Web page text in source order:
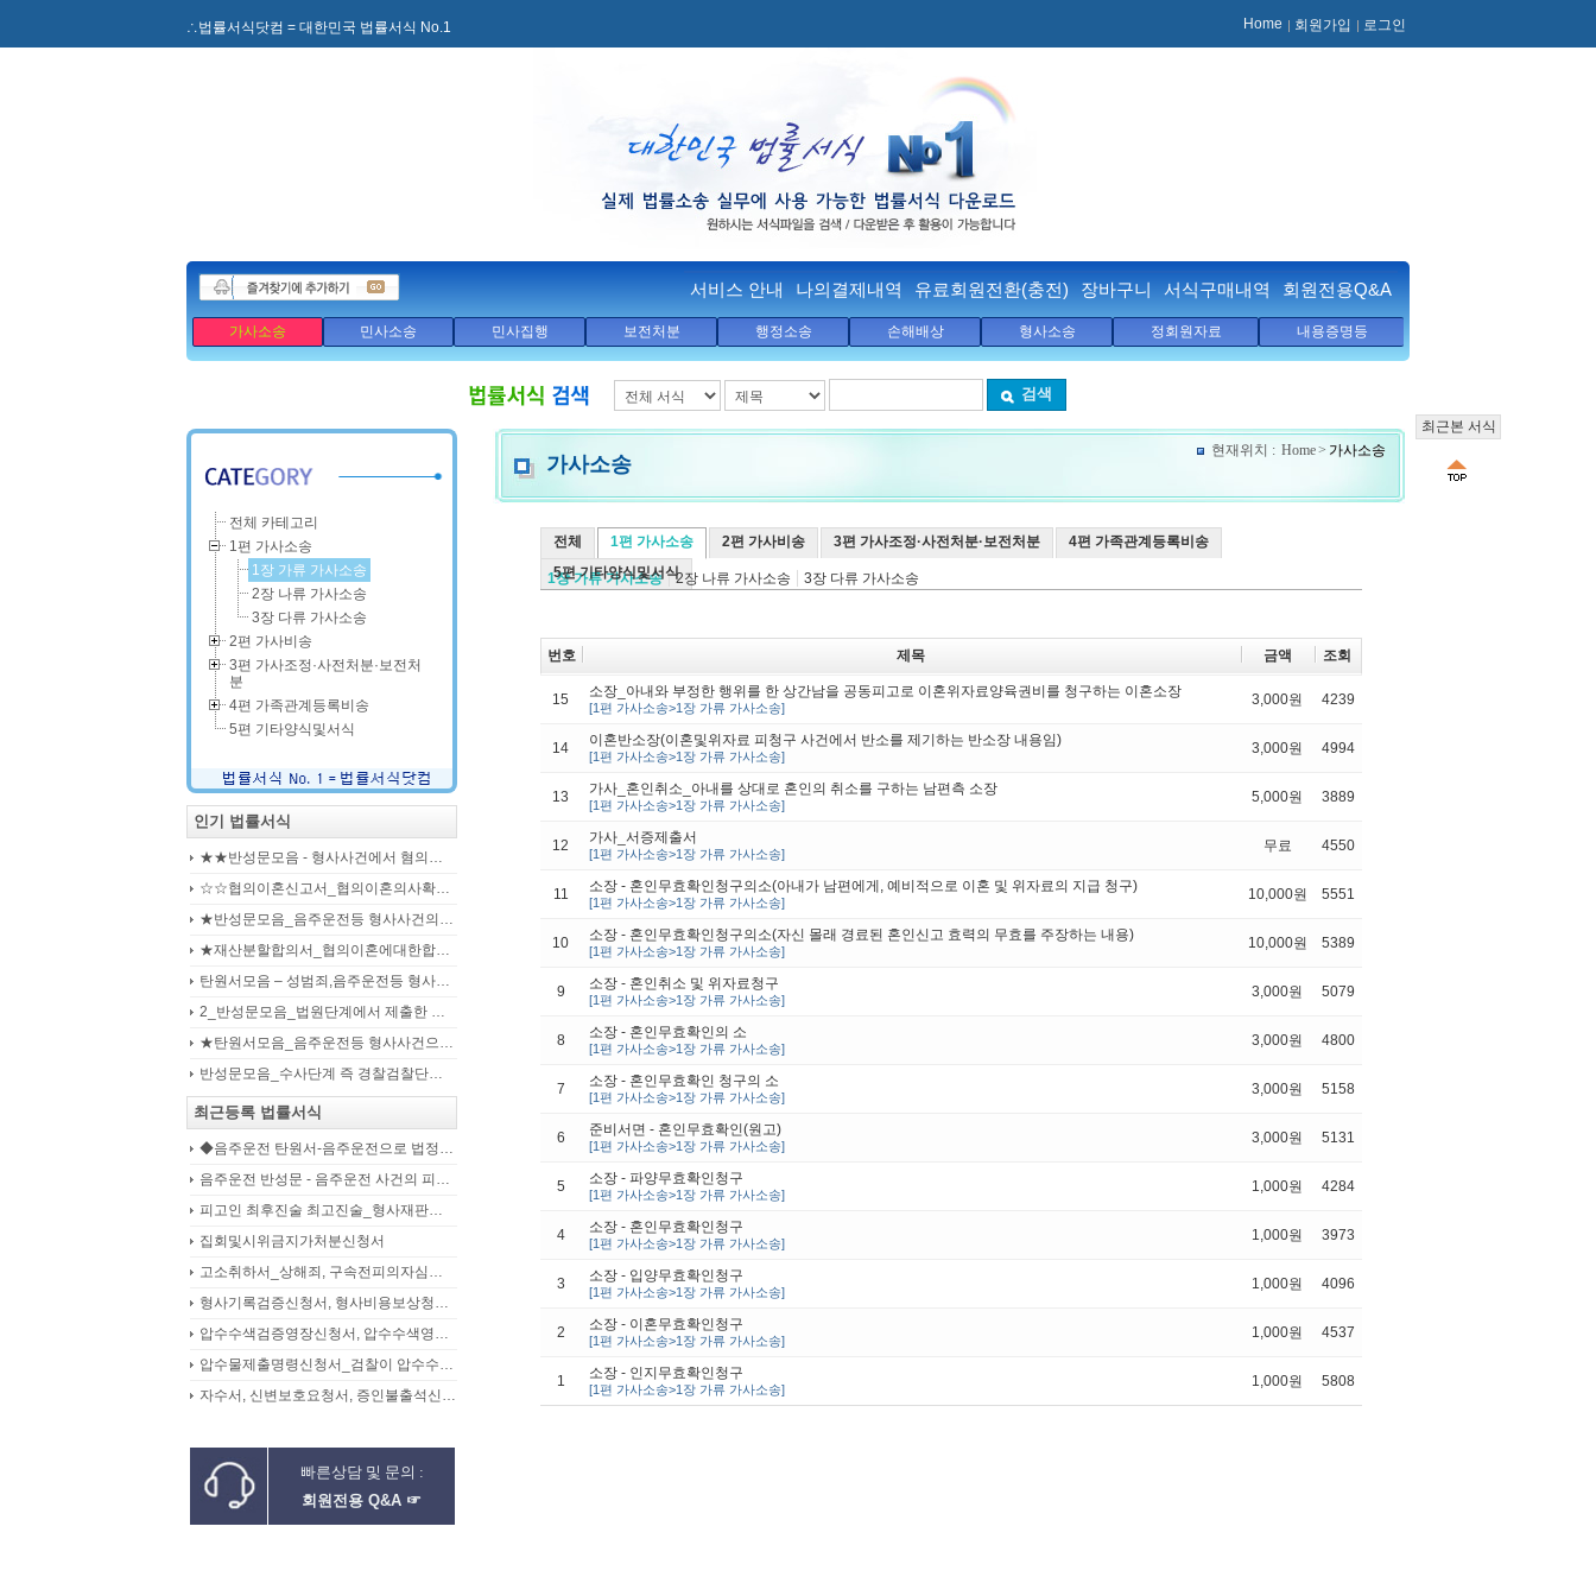
∴법률서식닷컴 = 대한민국 법률서식 No.1 Home 회원가입 로그인
서비스 안내 나의결제내역 유료회원전환(충전) 장바구니 서식구매내역 회원전용Q&A
가사소송 민사소송 민사집행 보전처분 행정소송 손해배상 형사소송 정회원자료 내용증명등
검색
현재위치 : Home> 가사소송
가사소송
전체 1편 가사소송
1장 가류 가사소송 2장 나류 가사소송 3장 다류 가사소송
2편 가사비송 3편 가사조정·사전처분·보전처분
4편 가족관계등록비송
5편 기타양식및서식
번호 제목 금액 조회
15 소장_아내와 부정한 행위를 한 상간남을 공동피고로 이혼위자료양육권비를 청구하는 이혼소장
[1편 가사소송>1장 가류 가사소송] 3,000원 4239
14 이혼반소장(이혼및위자료 피청구 사건에서 반소를 제기하는 반소장 내용임)
[1편 가사소송>1장 가류 가사소송] 3,000원 4994
13 가사_혼인취소_아내를 상대로 혼인의 취소를 구하는 남편측 소장
[1편 가사소송>1장 가류 가사소송] 5,000원 3889
12 가사_서증제출서
[1편 가사소송>1장 가류 가사소송] 무료 4550
11 소장 - 혼인무효확인청구의소(아내가 남편에게, 예비적으로 이혼 및 위자료의 지급 청구)
[1편 가사소송>1장 가류 가사소송] 10,000원 5551
10 소장 - 혼인무효확인청구의소(자신 몰래 경료된 혼인신고 효력의 무효를 주장하는 내용)
[1편 가사소송>1장 가류 가사소송] 10,000원 5389
9 소장 - 혼인취소 및 위자료청구
[1편 가사소송>1장 가류 가사소송] 3,000원 5079
8 소장 - 혼인무효확인의 소
[1편 가사소송>1장 가류 가사소송] 3,000원 4800
7 소장 - 혼인무효확인 청구의 소
[1편 가사소송>1장 가류 가사소송] 3,000원 5158
6 준비서면 - 혼인무효확인(원고)
[1편 가사소송>1장 가류 가사소송] 3,000원 5131
5 소장 - 파양무효확인청구
[1편 가사소송>1장 가류 가사소송] 1,000원 4284
4 소장 - 혼인무효확인청구
[1편 가사소송>1장 가류 가사소송] 1,000원 3973
3 소장 - 입양무효확인청구
[1편 가사소송>1장 가류 가사소송] 1,000원 4096
2 소장 - 이혼무효확인청구
[1편 가사소송>1장 가류 가사소송] 1,000원 4537
1 소장 - 인지무효확인청구
[1편 가사소송>1장 가류 가사소송] 1,000원 5808
전체 카테고리
1편 가사소송
1장 가류 가사소송
2장 나류 가사소송
3장 다류 가사소송
2편 가사비송
3편 가사조정·사전처분·보전처
분
4편 가족관계등록비송
5편 기타양식및서식
인기 법률서식
★★반성문모음 - 형사사건에서 혐의사실을 인정하는 가해자가 선처를 호소하며 제출작성하는 반성문2
☆☆협의이혼신고서_협의이혼의사확인신청서_자의양육과친권자결정에관한협의서_22p
★반성문모음_음주운전등 형사사건의 가해자, 피의자, 피고인이 작성하여 제출하는 반성문모음(380page)
★재산분할합의서_협의이혼에대한합의서_협의이혼약정서_이혼합의서_19p
탄원서모음 – 성범죄,음주운전등 형사입건 또는 기소된 사건에서 가해자,피의자,피고인을 위하여 선처를 호소하는 내용(지인분들 작성)
2_반성문모음_법원단계에서 제출한 가해자작성 반성문(132page)
★탄원서모음_음주운전등 형사사건으로 수사기관 및 법원에 제출된 주변인 작성 선처호소 탄원서(208page)
반성문모음_수사단계 즉 경찰검찰단계에서 제출한 가해자작성 반성문(300page)
최근등록 법률서식
◆음주운전 탄원서-음주운전으로 법정구속된 피고인의 선처를 위해 항소심에서 제출하는 탄원서(45page)
음주운전 반성문 - 음주운전 사건의 피의자, 피고인이 선처를 구하며 작성제출하는 반성문
피고인 최후진술 최고진술_형사재판의 변론종결시 피고인이 재판장님께 하는 최종진술 의견내용(36페이지)
집회및시위금지가처분신청서
고소취하서_상해죄, 구속전피의자심문신청서, 보석신청취하서, 형확정증명원
형사기록검증신청서, 형사비용보상청구서
압수수색검증영장신청서, 압수수색영장신청서
압수물제출명령신청서_검찰이 압수수색을 통해 확보한 압수물대상
자수서, 신변보호요청서, 증인불출석신고서
빠른상담 및 문의 :
회원전용 Q&A ☞
최근본 서식